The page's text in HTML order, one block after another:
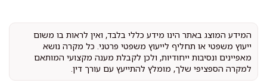
המידע המוצג באתר הינו מידע כללי בלבד, ואין לראות בו משום
ייעוץ משפטי או תחליף לייעוץ משפטי פרטני. כל מקרה נושא
מאפיינים ונסיבות ייחודיות, ולכן לקבלת מענה מקצועי המותאם
למקרה הספציפי שלך, מומלץ להתייעץ עם עורך דין.